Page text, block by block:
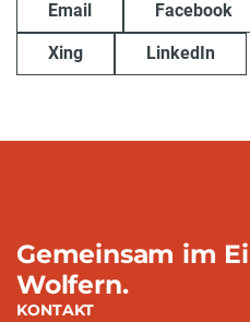
Email Facebook
Xing LinkedIn
Gemeinsam im
Wolfern.
KONTAKT